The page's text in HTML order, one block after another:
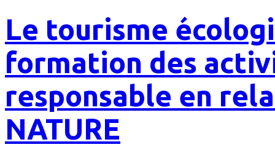
Le tourisme
formation des
responsable en
NATURE